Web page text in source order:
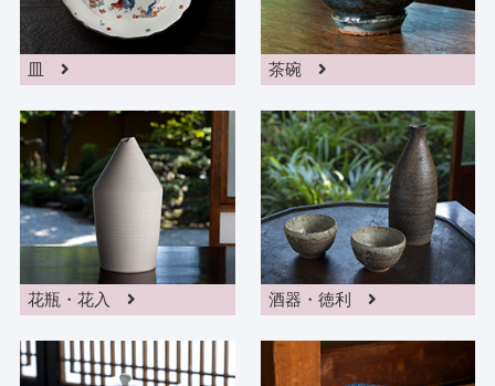
皿 茶碗
花瓶・花入 酒器・徳利